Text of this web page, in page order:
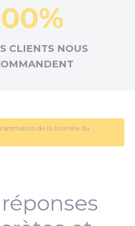
CLIENTS NOUS
de la Journée du